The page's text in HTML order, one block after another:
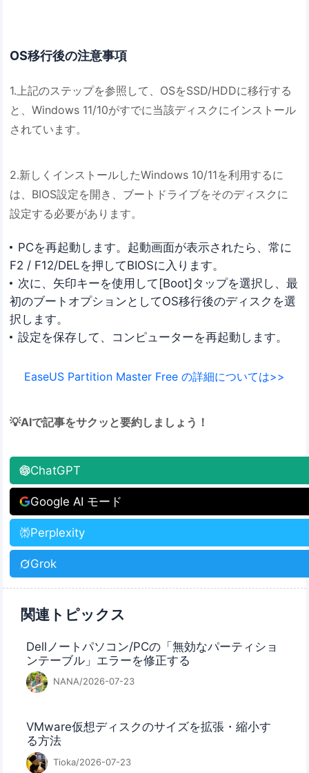
OS移行後の注意事項
1.上記のステップを参照して、OSをSSD/HDDに移行する
と、Windows 11/10がすでに当該ディスクにインストール
されています。
2.新しくインストールしたWindows 10/11を利用するに
は、BIOS設定を開き、ブートドライブをそのディスクに
設定する必要があります。
PCを再起動します。起動画面が表示されたら、常に
F2 / F12/DELを押してBIOSに入ります。
次に、矢印キーを使用して[Boot]タップを選択し、最
初のブートオプションとしてOS移行後のディスクを選
択します。
設定を保存して、コンピューターを再起動します。
EaseUS Partition Master Free の詳細については>>
💡AIで記事をサクッと要約しましょう！
ChatGPT
Google AI モード
Perplexity
Grok
関連トピックス
Dellノートパソコン/PCの「無効なパーティショ
ンテーブル」エラーを修正する
NANA/2026-07-23
VMware仮想ディスクのサイズを拡張・縮小す
る方法
Tioka/2026-07-23